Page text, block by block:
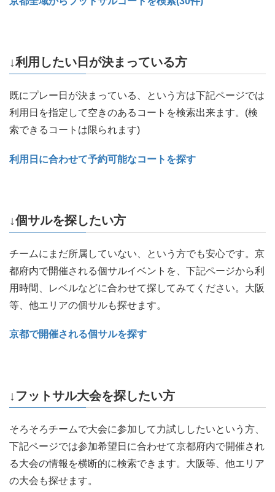
↓利用したい日が決まっている方
既にプレー日が決まっている、という方は下記ページでは
利用日を指定して空きのあるコートを検索出来ます。(検
索できるコートは限られます)
利用日に合わせて予約可能なコートを探す
↓個サルを探したい方
チームにまだ所属していない、という方でも安心です。京
都府内で開催される個サルイベントを、下記ページから利
用時間、レベルなどに合わせて探してみてください。大阪
等、他エリアの個サルも探せます。
京都で開催される個サルを探す
↓フットサル大会を探したい方
そろそろチームで大会に参加して力試ししたいという方、
下記ページでは参加希望日に合わせて京都府内で開催され
る大会の情報を横断的に検索できます。大阪等、他エリア
の大会も探せます。